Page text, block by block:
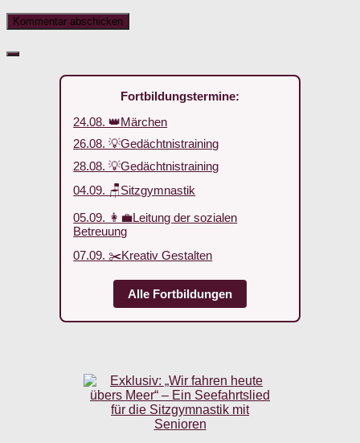
Fortbildungstermine:
24.08. 👑Märchen
26.08. 💡Gedächtnistraining
28.08. 💡Gedächtnistraining
04.09. 🪑Sitzgymnastik
05.09. 👩‍💼Leitung der sozialen
Betreuung
07.09. ✂️Kreativ Gestalten
Alle Fortbildungen